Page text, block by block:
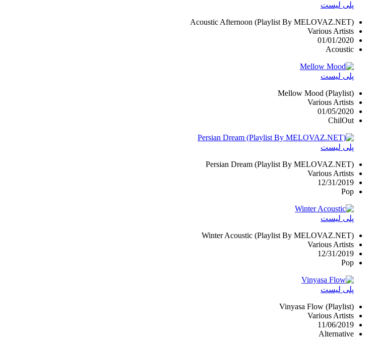
پلی لیست
Acoustic Afternoon (Playlist By MELOVAZ.NET)
Various Artists
01/01/2020
Acoustic
پلی لیست
Mellow Mood (Playlist)
Various Artists
01/05/2020
ChilOut
پلی لیست
Persian Dream (Playlist By MELOVAZ.NET)
Various Artists
12/31/2019
Pop
پلی لیست
Winter Acoustic (Playlist By MELOVAZ.NET)
Various Artists
12/31/2019
Pop
پلی لیست
Vinyasa Flow (Playlist)
Various Artists
11/06/2019
Alternative